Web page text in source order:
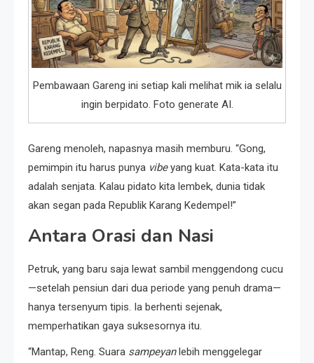
Pembawaan Gareng ini setiap kali melihat mik ia selalu
ingin berpidato. Foto generate AI.
Gareng menoleh, napasnya masih memburu. “Gong,
pemimpin itu harus punya vibeyang kuat. Kata-kata itu
adalah senjata. Kalau pidato kita lembek, dunia tidak
akan segan pada Republik Karang Kedempel!”
Antara Orasi dan Nasi
Petruk, yang baru saja lewat sambil menggendong cucu
—setelah pensiun dari dua periode yang penuh drama—
hanya tersenyum tipis. Ia berhenti sejenak,
memperhatikan gaya suksesornya itu.
“Mantap, Reng. Suara sampeyanlebih menggelegar